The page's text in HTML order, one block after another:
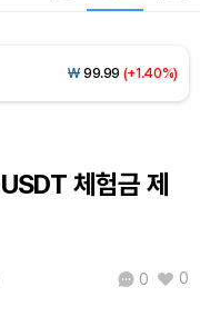
₩ 99.99 (+1.40%)
체험금 제
0 0